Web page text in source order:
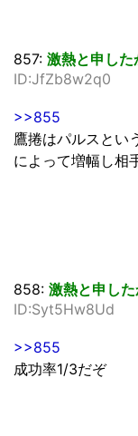
857: 激熱と申した
ID:JfZb8w2q0
>>855
鷹捲はパルスとい
によって増幅し相
858: 激熱と申し
ID:Syt5Hw8Ud
>>855
成功率1/3だぞ